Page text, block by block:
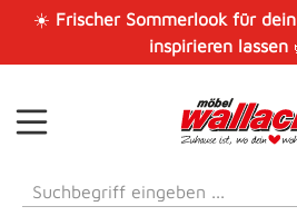
Zum Hauptinhalt springen
☀️ Frischer Sommerlook für
inspirieren lassen